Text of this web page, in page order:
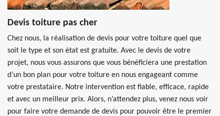
Devis toiture pas cher
Chez nous, la réalisation de devis pour votre toiture quel que
soit le type et son état est gratuite. Avec le devis de votre
projet, nous vous assurons que vous bénéficiera une prestation
d’un bon plan pour votre toiture en nous engageant comme
votre prestataire. Notre intervention est fiable, efficace, rapide
et avec un meilleur prix. Alors, n’attendez plus, venez nous voir
pour faire votre demande de devis pour pouvoir être le premier